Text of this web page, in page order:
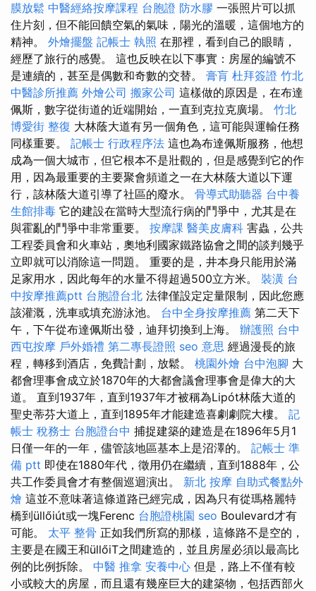
膜放鬆 中醫經絡按摩課程 台胞證 防水膠 一張照片可以抓
住片刻，但不能回饋空氣的氣味，陽光的溫暖，這個地方的
精神。 外燴擺盤 記帳士 執照 在那裡，看到自己的眼睛，
經歷了旅行的感覺。 這也反映在以下事實：房屋的編號不
是連續的，甚至是偶數和奇數的交替。 膏肓 杜拜簽證 竹北
中醫診所推薦 外燴公司 搬家公司 這樣做的原因是，在布達
佩斯，數字從街道的近端開始，一直到克拉克廣場。 竹北
博愛街 整復 大林蔭大道有另一個角色，這可能與運輸任務
同樣重要。 記帳士 行政程序法 這也為布達佩斯服務，他想
成為一個大城市，但它根本不是壯觀的，但是感覺到它的作
用，因為最重要的主要聚會頻道之一在大林蔭大道以下運
行，該林蔭大道引導了社區的廢水。 骨導式助聽器 台中養
生館排毒 它的建設在當時大型流行病的鬥爭中，尤其是在
與霍亂的鬥爭中非常重要。 按摩課 醫美皮膚科 害蟲，公共
工程委員會和火車站，奧地利國家鐵路協會之間的談判幾乎
立即就可以消除這一問題。 重要的是，井本身只能用於滿
足家用水，因此每年的水量不得超過500立方米。 裝潢 台
中按摩推薦ptt 台胞證台北 法律僅設定定量限制，因此您應
該灌溉，洗車或填充游泳池。 台中全身按摩推薦 第二天下
午，下午從布達佩斯出發，迪拜切換到上海。 辦護照 台中
西屯按摩 戶外婚禮 第二專長證照 seo 意思 經過漫長的旅
程，轉移到酒店，免費計劃，放鬆。 桃園外燴 台中泡腳 大
都會理事會成立於1870年的大都會議會理事會是偉大的大
道。 直到1937年，直到1937年才被稱為Lipót林蔭大道的
聖史蒂芬大道上，直到1895年才能建造喜劇劇院大樓。 記
帳士 稅務士 台胞證台中 捕捉建築的建造是在1896年5月1
日僅一年的一年，儘管該地區基本上是沼澤的。 記帳士 準
備 ptt 即使在1880年代，徵用仍在繼續，直到1888年，公
共工作委員會才有整個巡迴演出。 新北 按摩 自助式餐點外
燴 這並不意味著這條道路已經完成，因為只有從瑪格麗特
橋到üllőiút或一塊Ferenc 台胞證桃園 seo Boulevard才有
可能。 太平 整骨 正如我們所寫的那樣，這條路不是空的，
主要是在國王和üllőiT之間建造的，並且房屋必須以最高比
例的比例拆除。 中醫 推拿 安養中心 但是，路上不僅有較
小或較大的房屋，而且還有幾座巨大的建築物，包括西部火